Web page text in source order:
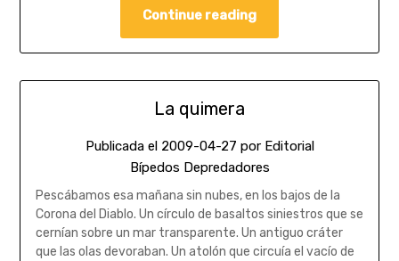
Continue reading
La quimera
Publicada el 2009-04-27 por Editorial
Bípedos Depredadores
Pescábamos esa mañana sin nubes, en los bajos de la
Corona del Diablo. Un círculo de basaltos siniestros que se
cernían sobre un mar transparente. Un antiguo cráter
que las olas devoraban. Un atolón que circuía el vacío de